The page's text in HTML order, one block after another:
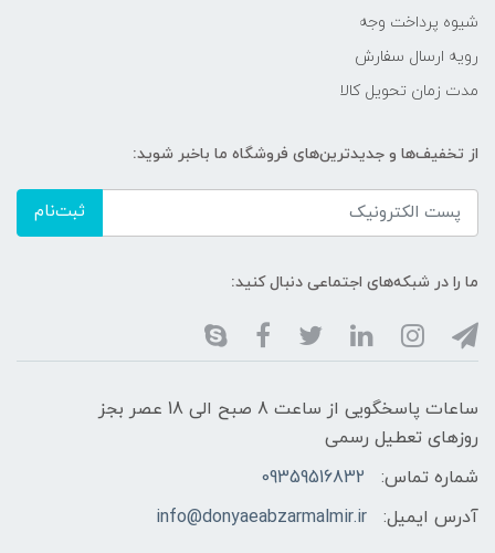
شیوه پرداخت وجه
رویه ارسال سفارش
مدت زمان تحویل کالا
از تخفیف‌ها و جدیدترین‌های فروشگاه ما باخبر شوید:
ثبت‌نام
ما را در شبکه‌های اجتماعی دنبال کنید:
ساعات پاسخگویی از ساعت 8 صبح الی 18 عصر بجز
روزهای تعطیل رسمی
شماره تماس:
09359516832
آدرس ایمیل:
info@donyaeabzarmalmir.ir